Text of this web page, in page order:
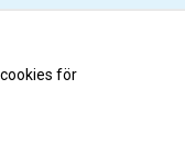
för